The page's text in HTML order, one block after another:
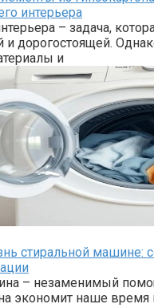
интерьера
– задача,
и дорогостоящей.
и
стиральной машине:
– незаменимый
экономит наше время